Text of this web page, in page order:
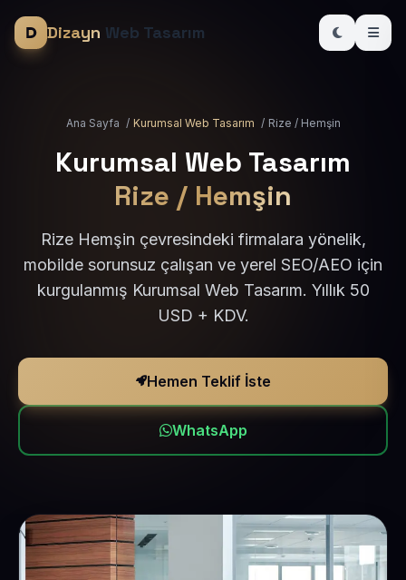
Dizayn Web Tasarım
Ana Sayfa / Kurumsal Web Tasarım / Rize / Hemşin
Kurumsal Web Tasarım
Rize / Hemşin
Rize Hemşin çevresindeki firmalara yönelik,
mobilde sorunsuz çalışan ve yerel SEO/AEO için
kurgulanmış Kurumsal Web Tasarım. Yıllık 50
USD + KDV.
Hemen Teklif İste
WhatsApp